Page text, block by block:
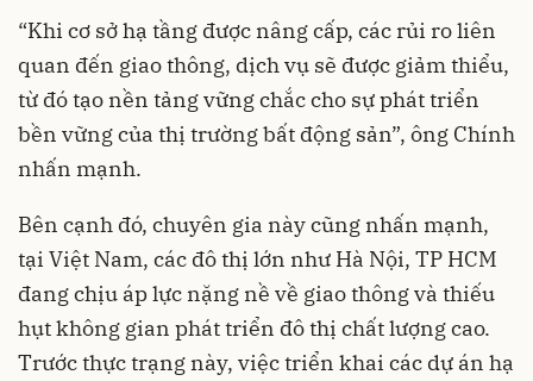
“Khi cơ sở hạ tầng được nâng cấp, các rủi ro liên
quan đến giao thông, dịch vụ sẽ được giảm thiểu,
từ đó tạo nền tảng vững chắc cho sự phát triển
bền vững của thị trường bất động sản”, ông Chính
nhấn mạnh.
Bên cạnh đó, chuyên gia này cũng nhấn mạnh,
tại Việt Nam, các đô thị lớn như Hà Nội, TP HCM
đang chịu áp lực nặng nề về giao thông và thiếu
hụt không gian phát triển đô thị chất lượng cao.
Trước thực trạng này, việc triển khai các dự án hạ